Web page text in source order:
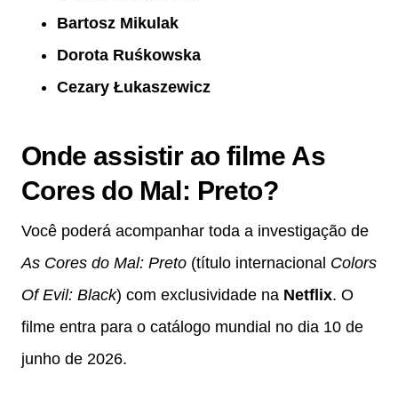
Bartosz Mikulak
Dorota Ruśkowska
Cezary Łukaszewicz
Onde assistir ao filme As
Cores do Mal: Preto?
Você poderá acompanhar toda a investigação de
As Cores do Mal: Preto (título internacional Colors
Of Evil: Black) com exclusividade na Netflix. O
filme entra para o catálogo mundial no dia 10 de
junho de 2026.